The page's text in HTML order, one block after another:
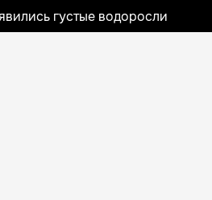
густые водоросли